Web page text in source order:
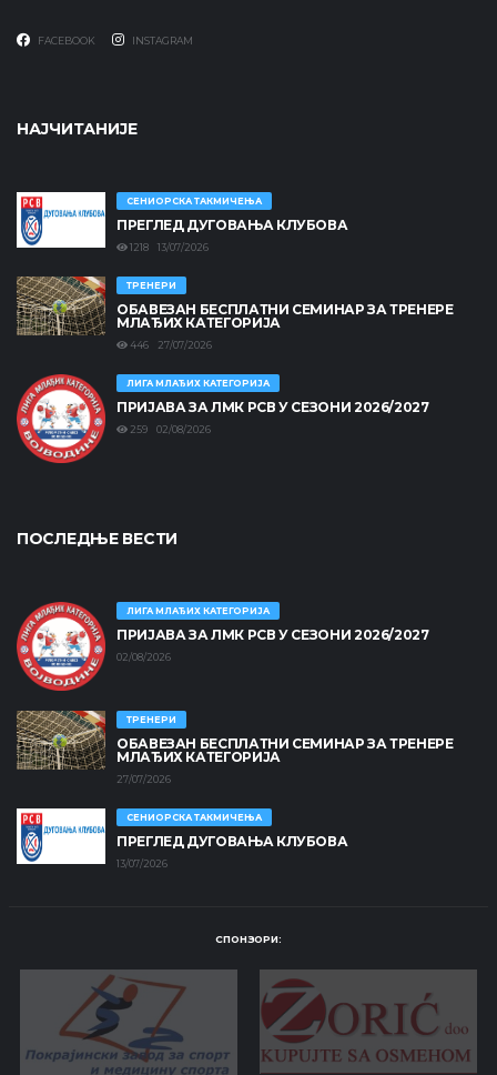
FACEBOOK INSTAGRAM
НАЈЧИТАНИЈЕ
СЕНИОРСКА ТАКМИЧЕЊА
ПРЕГЛЕД ДУГОВАЊА КЛУБОВА
1218 13/07/2026
ТРЕНЕРИ
ОБАВЕЗАН БЕСПЛАТНИ СЕМИНАР ЗА ТРЕНЕРЕ
МЛАЂИХ КАТЕГОРИЈА
446 27/07/2026
ЛИГА МЛАЂИХ КАТЕГОРИЈА
ПРИЈАВА ЗА ЛМК РСВ У СЕЗОНИ 2026/2027
259 02/08/2026
ПОСЛЕДЊЕ ВЕСТИ
ЛИГА МЛАЂИХ КАТЕГОРИЈА
ПРИЈАВА ЗА ЛМК РСВ У СЕЗОНИ 2026/2027
02/08/2026
ТРЕНЕРИ
ОБАВЕЗАН БЕСПЛАТНИ СЕМИНАР ЗА ТРЕНЕРЕ
МЛАЂИХ КАТЕГОРИЈА
27/07/2026
СЕНИОРСКА ТАКМИЧЕЊА
ПРЕГЛЕД ДУГОВАЊА КЛУБОВА
13/07/2026
СПОНЗОРИ: